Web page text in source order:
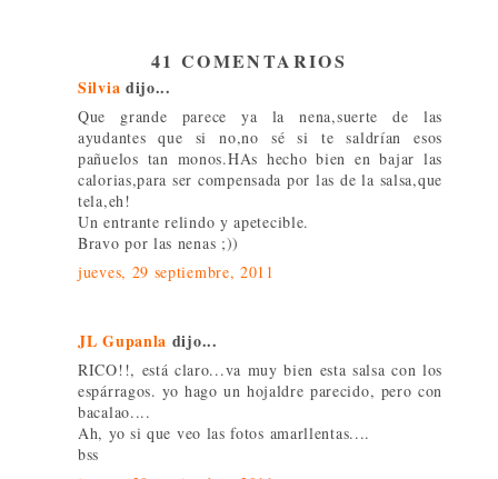
41 COMENTARIOS
Silvia dijo...
Que grande parece ya la nena,suerte de las
ayudantes que si no,no sé si te saldrían esos
pañuelos tan monos.HAs hecho bien en bajar las
calorias,para ser compensada por las de la salsa,que
tela,eh!
Un entrante relindo y apetecible.
Bravo por las nenas ;))
jueves, 29 septiembre, 2011
JL Gupanla dijo...
RICO!!, está claro...va muy bien esta salsa con los
espárragos. yo hago un hojaldre parecido, pero con
bacalao....
Ah, yo si que veo las fotos amarllentas....
bss